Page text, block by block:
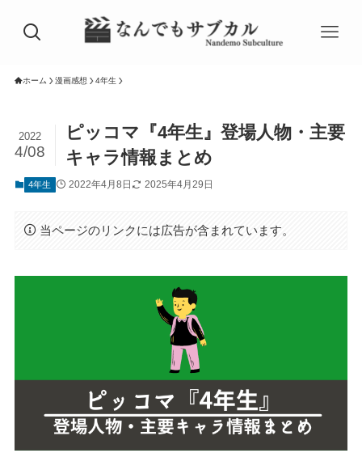
ホーム 漫画感想 4年生
ピッコマ『4年生』登場人物・主要
キャラ情報まとめ
2022
4/08
4年生 2022年4月8日 2025年4月29日
当ページのリンクには広告が含まれています。